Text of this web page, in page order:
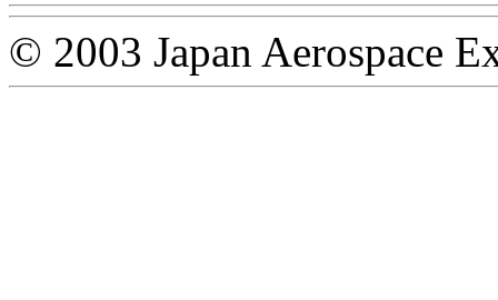
© 2003 Japan Aerospace